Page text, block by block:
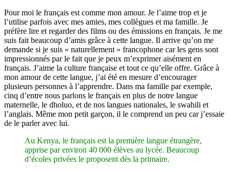
Pour moi le français est comme mon amour. Je l’aime trop et je
l’utilise parfois avec mes amies, mes collègues et ma famille. Je
préfère lire et regarder des films ou des émissions en français. Je me
suis fait beaucoup d’amis grâce à cette langue. Il arrive qu’on me
demande si je suis « naturellement » francophone car les gens sont
impressionnés par le fait que je peux m’exprimer aisément en
français. J’aime la culture française et tout ce qu’elle offre. Grâce à
mon amour de cette langue, j’ai été en mesure d’encourager
plusieurs personnes à l’apprendre. Dans ma famille par exemple,
cinq d’entre nous parlons le français en plus de notre langue
maternelle, le dholuo, et de nos langues nationales, le swahili et
l’anglais. Même mon petit garçon, il le comprend un peu car j’essaie
de le parler avec lui.
Au Kenya, le français est la première langue étrangère,
apprise par environ 40 000 élèves au lycée. Beaucoup
d’écoles privées le proposent dès la primaire.